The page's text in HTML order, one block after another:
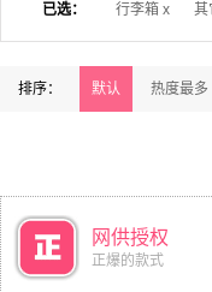
已选： 行李箱 x 其
排序： 默认 热度最多
网供授权
正爆的款式